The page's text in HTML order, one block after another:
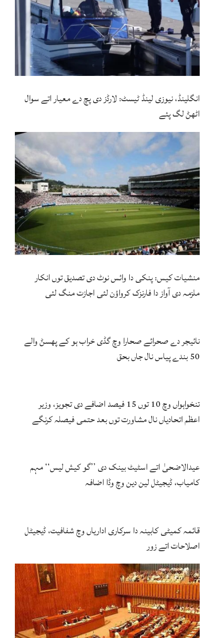
انگلینڈ، نیوزی لینڈ ٹیسٹ: لارڈز دی پچ دے معیار اتے سوال
اٹھݨ لگ پئے
منشیات کیس: پنکی دا وائس نوٹ دی تصدیق توں انکار
ملزمہ دی آواز دا فارنزک کرواؤن لئی اجازت منگ لئی
نائیجر دے صحرائے صحارا وچ گڈی خراب ہو کے پھسݨ والے
50 بندے پیاس نال جاں بحق
تنخواہواں وچ 10 توں 15 فیصد اضافے دی تجویز، وزیر
اعظم اتحادیاں نال مشاورت توں بعد حتمی فیصلہ کرنگے
عیدالاضحیٰ اتے اسٹیٹ بینک دی ’’گو کیش لیس‘‘ مہم
کامیاب، ڈیجیٹل لین دین وچ وڈا اضافہ
قائمہ کمیٹی کابینہ دا سرکاری اداریاں وچ شفافیت، ڈیجیٹل
اصلاحات اتے زور